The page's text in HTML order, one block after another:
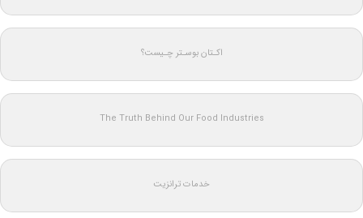
اکـتان بوسـتر چـیست؟
The Truth Behind Our Food Industries
خدمات ترانزیت